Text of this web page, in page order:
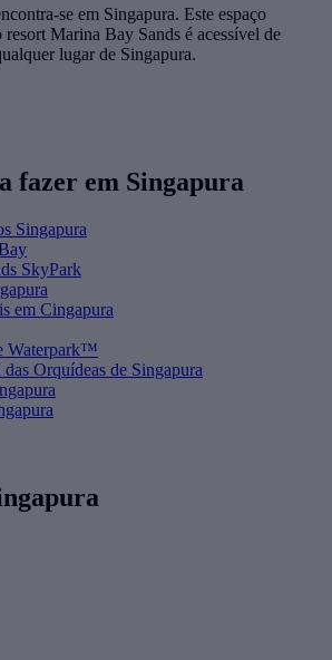
se em Singapura. Este espaço
Marina Bay Sands é acessível de
lugar de Singapura.
fazer em Singapura
Singapura
SkyPark
em Cingapura
Waterpark™
Orquídeas de Singapura